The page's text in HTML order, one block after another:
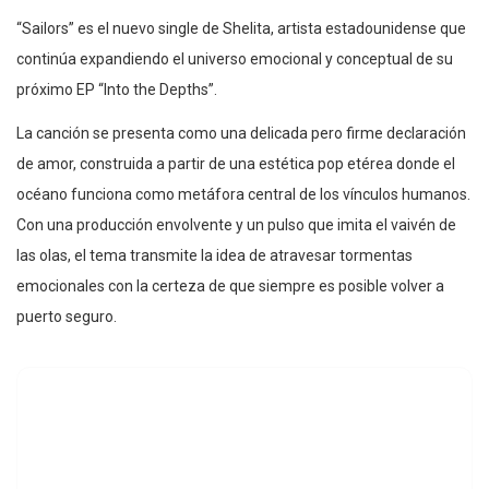
“Sailors” es el nuevo single de Shelita, artista estadounidense que
continúa expandiendo el universo emocional y conceptual de su
próximo EP “Into the Depths”.
La canción se presenta como una delicada pero firme declaración
de amor, construida a partir de una estética pop etérea donde el
océano funciona como metáfora central de los vínculos humanos.
Con una producción envolvente y un pulso que imita el vaivén de
las olas, el tema transmite la idea de atravesar tormentas
emocionales con la certeza de que siempre es posible volver a
puerto seguro.